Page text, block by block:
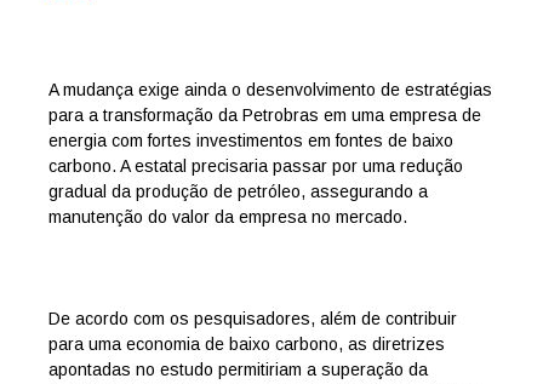
A mudança exige ainda o desenvolvimento de estratégias
para a transformação da Petrobras em uma empresa de
energia com fortes investimentos em fontes de baixo
carbono. A estatal precisaria passar por uma redução
gradual da produção de petróleo, assegurando a
manutenção do valor da empresa no mercado.
De acordo com os pesquisadores, além de contribuir
para uma economia de baixo carbono, as diretrizes
apontadas no estudo permitiriam a superação da